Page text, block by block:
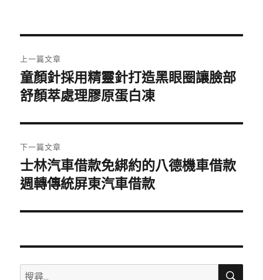
章
導
覽
上一篇文章
上
一
文
章:
童顏針採用精靈針打造黑眼圈讓臉部
舒顏萃處理膠原蛋白凍
下一篇文章
下
一
文
士林汽車借款免綁約的八德機車借款
週轉傳統屏東汽車借款
搜
搜